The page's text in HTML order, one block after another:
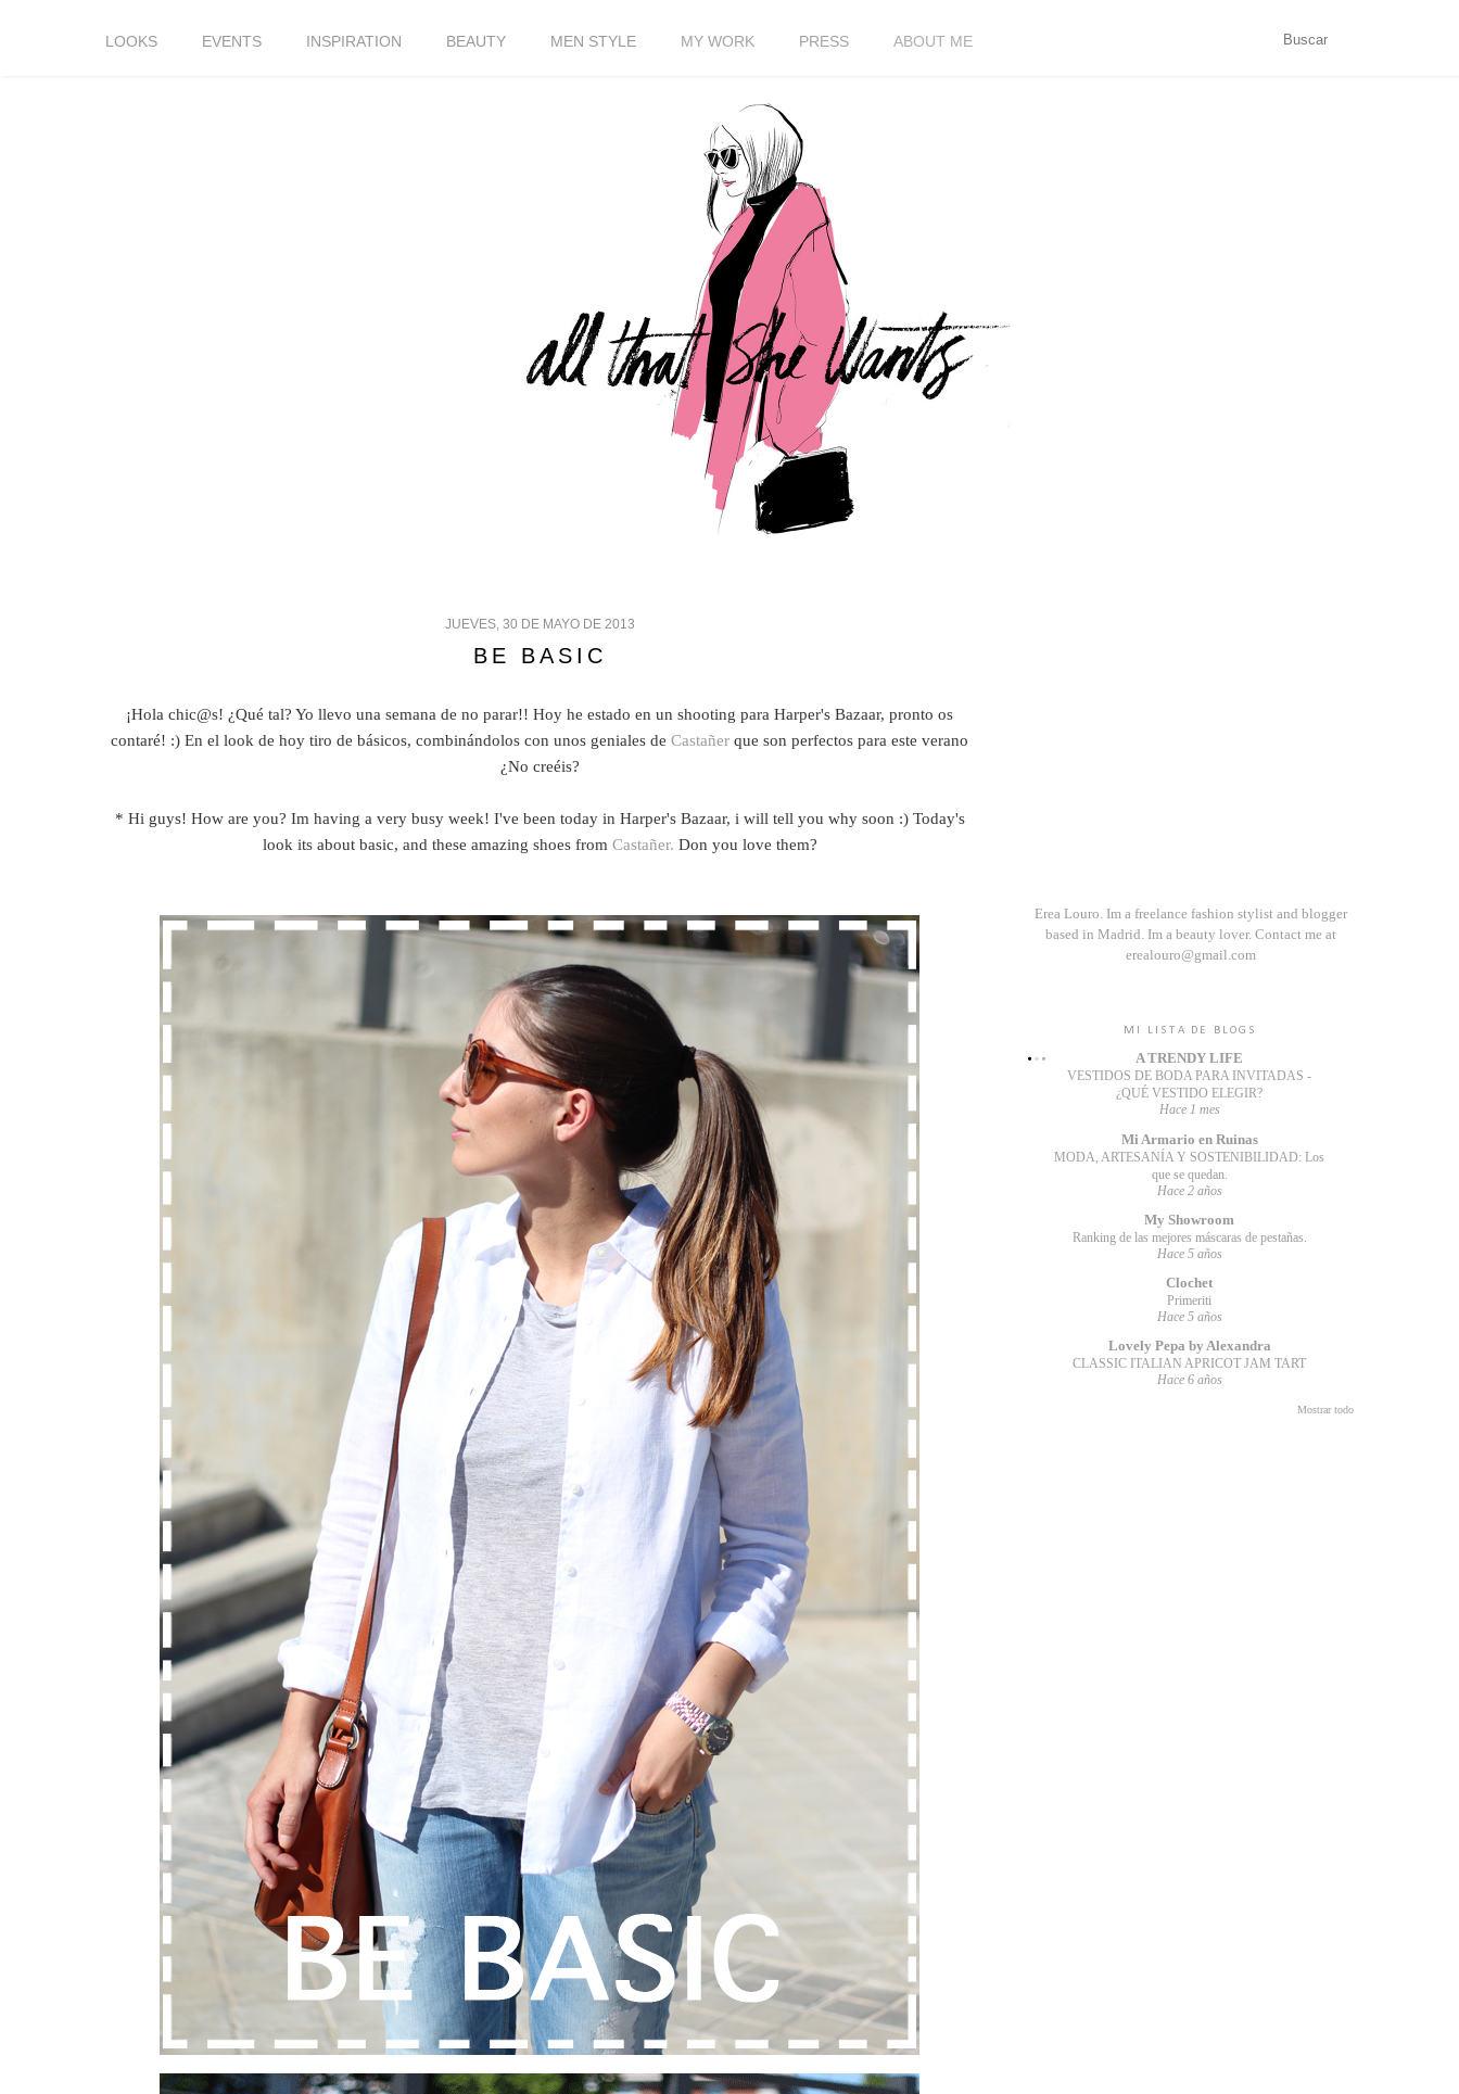
LOOKS EVENTS INSPIRATION BEAUTY MEN STYLE MY WORK PRESS ABOUT ME
JUEVES, 30 DE MAYO DE 2013
BE BASIC
¡Hola chic@s! ¿Qué tal? Yo llevo una semana de no parar!! Hoy he estado en un shooting para Harper's Bazaar, pronto os
contaré! :) En el look de hoy tiro de básicos, combinándolos con unos geniales de Castañer que son perfectos para este verano
¿No creéis?
* Hi guys! How are you? Im having a very busy week! I've been today in Harper's Bazaar, i will tell you why soon :) Today's
look its about basic, and these amazing shoes from Castañer. Don you love them?
Erea Louro. Im a freelance fashion stylist and blogger
based in Madrid. Im a beauty lover. Contact me at
erealouro@gmail.com
MI LISTA DE BLOGS
A TRENDY LIFE
VESTIDOS DE BODA PARA INVITADAS -
¿QUÉ VESTIDO ELEGIR?
Hace 1 mes
Mi Armario en Ruinas
MODA, ARTESANÍA Y SOSTENIBILIDAD: Los
que se quedan.
Hace 2 años
My Showroom
Ranking de las mejores máscaras de pestañas.
Hace 5 años
Clochet
Primeriti
Hace 5 años
Lovely Pepa by Alexandra
CLASSIC ITALIAN APRICOT JAM TART
Hace 6 años
Mostrar todo